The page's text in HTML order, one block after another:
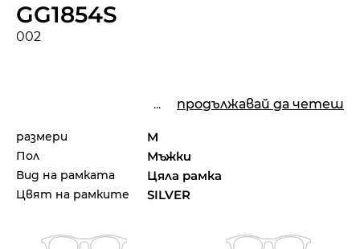
GG1854S
002
... продължавай да четеш
размери M
Пол Мъжки
Вид на рамката Цяла рамка
Цвят на рамките SILVER